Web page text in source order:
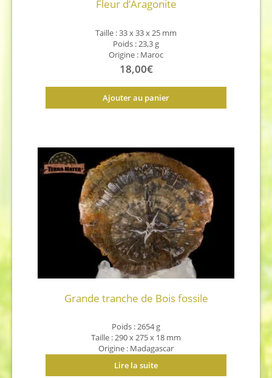
Fleur d’Aragonite
Taille : 33 x 33 x 25 mm
Poids : 23,3 g
Origine : Maroc
18,00€
Ajouter au panier
Grande tranche de Bois fossile
Poids : 2654 g
Taille : 290 x 275 x 18 mm
Origine : Madagascar
Lire la suite